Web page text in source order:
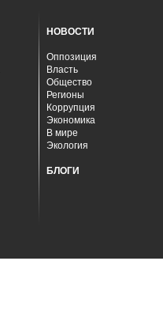
НОВОСТИ
Оппозиция
Власть
Общество
Регионы
Коррупция
Экономика
В мире
Экология
БЛОГИ